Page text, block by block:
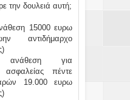
την δουλειά αυτή;
15000 ευρω
αντιδήμαρχο
ανάθεση για
ασφαλείας πέντε
19.000 ευρω